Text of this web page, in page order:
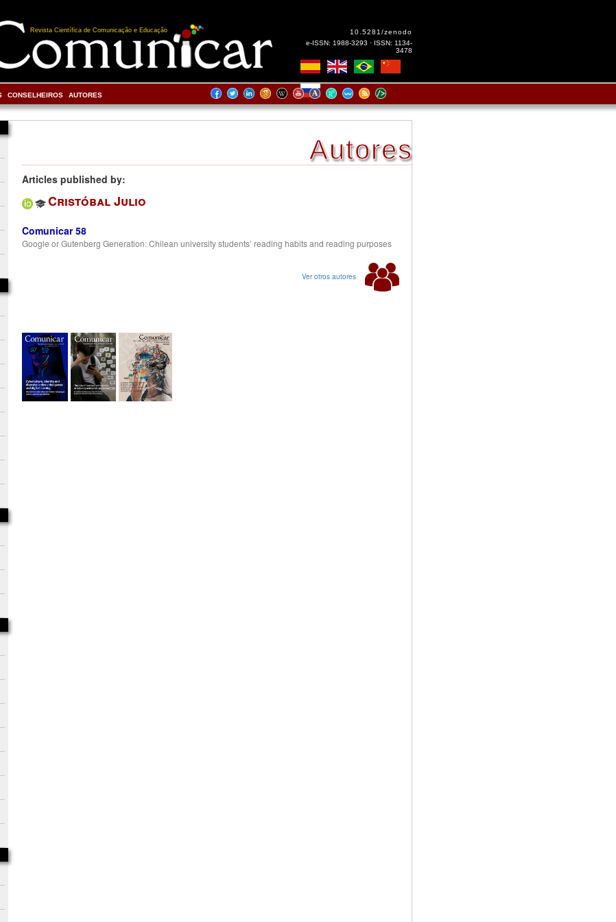
Revista Científica de Comunicação e Educação
10.5281/zenodo
e-ISSN: 1988-3293 · ISSN: 1134-
3478
CONSELHEIROS AUTORES
Autores
Articles published by:
Cristóbal Julio
Comunicar 58
Google or Gutenberg Generation: Chilean university students’ reading habits and reading purposes
Ver otros autores